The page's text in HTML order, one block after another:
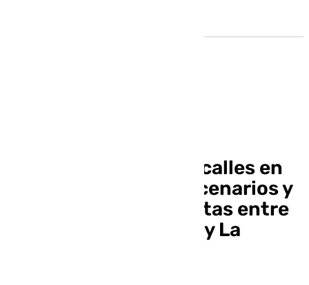
Ojén transforma sus calles en
festival con cinco escenarios y
una veintena de artistas entre
Salistre, Javi Medina y La